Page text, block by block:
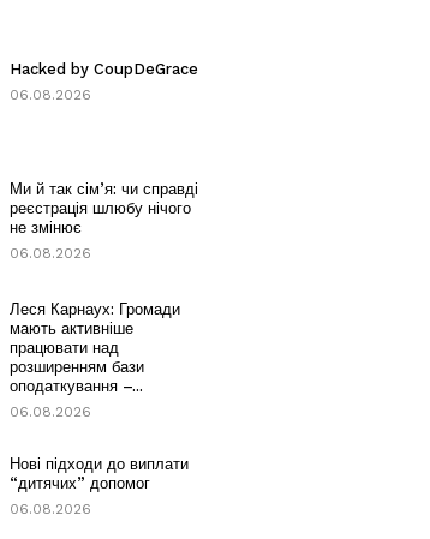
Hacked by CoupDeGrace
06.08.2026
Ми й так сім’я: чи справді
реєстрація шлюбу нічого
не змінює
06.08.2026
Леся Карнаух: Громади
мають активніше
працювати над
розширенням бази
оподаткування –...
06.08.2026
Нові підходи до виплати
“дитячих” допомог
06.08.2026